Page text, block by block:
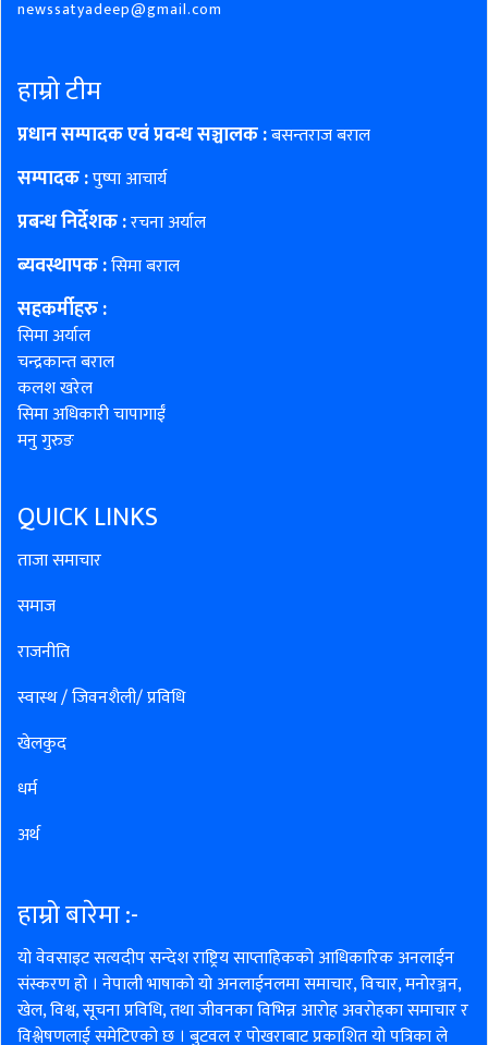
newssatyadeep@gmail.com
हाम्रो टीम
प्रधान सम्पादक एवं प्रवन्ध सञ्चालक :बसन्तराज बराल
सम्पादक :पुष्पा आचार्य
प्रबन्ध निर्देशक :रचना अर्याल
ब्यवस्थापक :सिमा बराल
सहकर्मीहरु:
सिमा अर्याल
चन्द्रकान्त बराल
कलश खरेल
सिमा अधिकारी चापागाईं
मनु गुरुङ
QUICK LINKS
ताजा समाचार
समाज
राजनीति
स्वास्थ / जिवनशैली/ प्रविधि
खेलकुद
धर्म
अर्थ
हाम्रो बारेमा :-
यो वेवसाइट सत्यदीप सन्देश राष्ट्रिय साप्ताहिकको आधिकारिक अनलाईन
संस्करण हो । नेपाली भाषाको यो अनलाईनलमा समाचार, विचार, मनोरञ्जन,
खेल, विश्व, सूचना प्रविधि, तथा जीवनका विभिन्न आरोह अवरोहका समाचार र
विश्लेषणलाई समेटिएको छ । बुटवल र पोखराबाट प्रकाशित यो पत्रिका ले